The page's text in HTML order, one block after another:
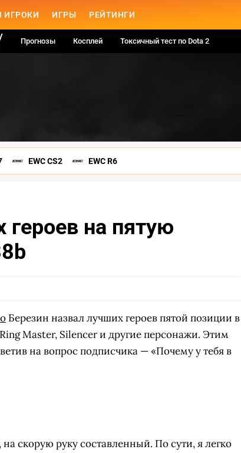
ИГРОКИ ИГРЫ РЕЙТИНГИ
Прогнозы Косплей Токсичный тест по Dota 2
EWC CS2 EWC R6
героев на пятую
Березин назвал лучших героев пятой позиции в
Master, Silencer и другие персонажи. Этим
на вопрос подписчика — «Почему у тебя в
на скорую руку составленный. По сути, я легко